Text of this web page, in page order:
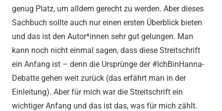
genug Platz, um alldem gerecht zu werden. Aber dieses
Sachbuch sollte auch nur einen ersten Überblick bieten
und das ist den Autor*innen sehr gut gelungen. Man
kann noch nicht einmal sagen, dass diese Streitschrift
ein Anfang ist – denn die Ursprünge der #IchBinHanna-
Debatte gehen weit zurück (das erfährt man in der
Einleitung). Aber für mich war die Streitschrift ein
wichtiger Anfang und das ist das, was für mich zählt.